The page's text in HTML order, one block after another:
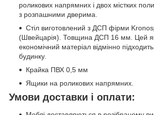
роликових напрямних і двох містких
з розпашними дверима.
Стіл виготовлений з ДСП фірми
(Швейцарія). Товщина ДСП 16 мм. Цей
економічний матеріал відмінно
будинку.
Крайка ПВХ 0,5 мм
Ящики на роликових напрямних.
Умови доставки і оплати: